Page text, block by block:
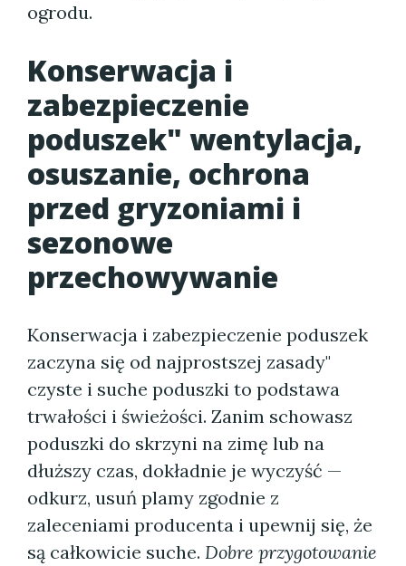
ogrodu.
Konserwacja i
zabezpieczenie
poduszek" wentylacja,
osuszanie, ochrona
przed gryzoniami i
sezonowe
przechowywanie
Konserwacja i zabezpieczenie poduszek
zaczyna się od najprostszej zasady"
czyste i suche poduszki to podstawa
trwałości i świeżości. Zanim schowasz
poduszki do skrzyni na zimę lub na
dłuższy czas, dokładnie je wyczyść —
odkurz, usuń plamy zgodnie z
zaleceniami producenta i upewnij się, że
są całkowicie suche. Dobre przygotowanie